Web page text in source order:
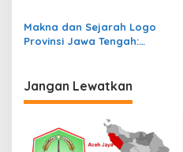
Budaya
Makna dan Sejarah Logo
Provinsi Jawa Tengah:
Jangan Lewatkan